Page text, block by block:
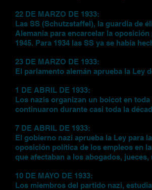
22 DE MARZO DE 1933:
Las SS (Schutzstaffel), la guardia de
Alemania para encarcelar la
1945. Para 1934 las SS ya se había
23 DE MARZO DE 1933:
El parlamento alemán aprueba la Ley
1 DE ABRIL DE 1933:
Los nazis organizan un boicot en
continuaron durante casi toda la
7 DE ABRIL DE 1933:
El gobierno nazi aprueba la Ley para
oposición política de los empleos en
que afectaban a los abogados,
10 DE MAYO DE 1933:
Los miembros del partido nazi,